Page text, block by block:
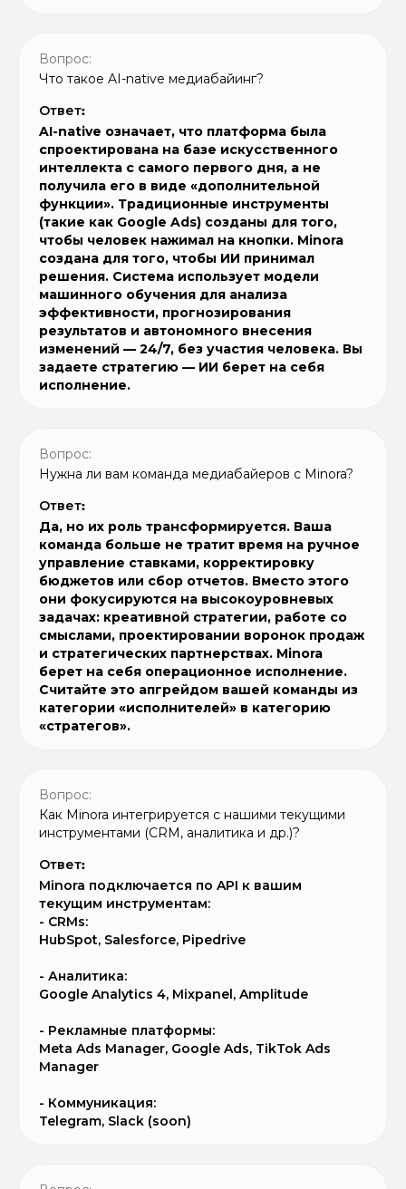
Вопрос:
Что такое AI-native медиабайинг?
Ответ:
AI-native означает, что платформа была
спроектирована на базе искусственного
интеллекта с самого первого дня, а не
получила его в виде «дополнительной
функции». Традиционные инструменты
(такие как Google Ads) созданы для того,
чтобы человек нажимал на кнопки. Minora
создана для того, чтобы ИИ принимал
решения. Система использует модели
машинного обучения для анализа
эффективности, прогнозирования
результатов и автономного внесения
изменений — 24/7, без участия человека. Вы
задаете стратегию — ИИ берет на себя
исполнение.
Вопрос:
Нужна ли вам команда медиабайеров с Minora?
Ответ:
Да, но их роль трансформируется. Ваша
команда больше не тратит время на ручное
управление ставками, корректировку
бюджетов или сбор отчетов. Вместо этого
они фокусируются на высокоуровневых
задачах: креативной стратегии, работе со
смыслами, проектировании воронок продаж
и стратегических партнерствах. Minora
берет на себя операционное исполнение.
Считайте это апгрейдом вашей команды из
категории «исполнителей» в категорию
«стратегов».
Вопрос:
Как Minora интегрируется с нашими текущими
инструментами (CRM, аналитика и др.)?
Ответ:
Minora подключается по API к вашим
текущим инструментам:
- CRMs:
HubSpot, Salesforce, Pipedrive
- Аналитика:
Google Analytics 4, Mixpanel, Amplitude
- Рекламные платформы:
Meta Ads Manager, Google Ads, TikTok Ads
Manager
- Коммуникация:
Telegram, Slack (soon)